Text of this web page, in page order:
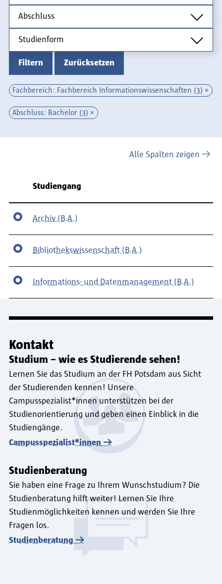
Abschluss
Abschluss
Studienform
Studienform
Filtern Zurücksetzen
Fachbereich: Fachbereich Informationswissenschaften (3)
Abschluss: Bachelor (3)
Alle Spalten zeigen
Studiengang
Archiv (B.A.)
Bibliothekswissenschaft (B.A.)
Informations- und Datenmanagement (B.A.)
Kontakt
Studium – wie es Studierende sehen!
Lernen Sie das Studium an der FH Potsdam aus Sicht
der Studierenden kennen! Unsere
Campusspezialist*innen unterstützen bei der
Studienorientierung und geben einen Einblick in die
Studiengänge.
Campusspezialist*innen
Studienberatung
Sie haben eine Frage zu Ihrem Wunschstudium? Die
Studienberatung hilft weiter! Lernen Sie Ihre
Studienmöglichkeiten kennen und werden Sie Ihre
Fragen los.
Studienberatung